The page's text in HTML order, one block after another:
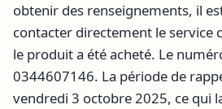
obtenir des renseignements, il
contacter directement le service
le produit a été acheté. Le
0344607146. La période de
vendredi 3 octobre 2025, ce qui